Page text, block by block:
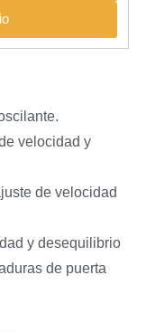
velocidad y
de velocidad
y desequilibrio
de puerta